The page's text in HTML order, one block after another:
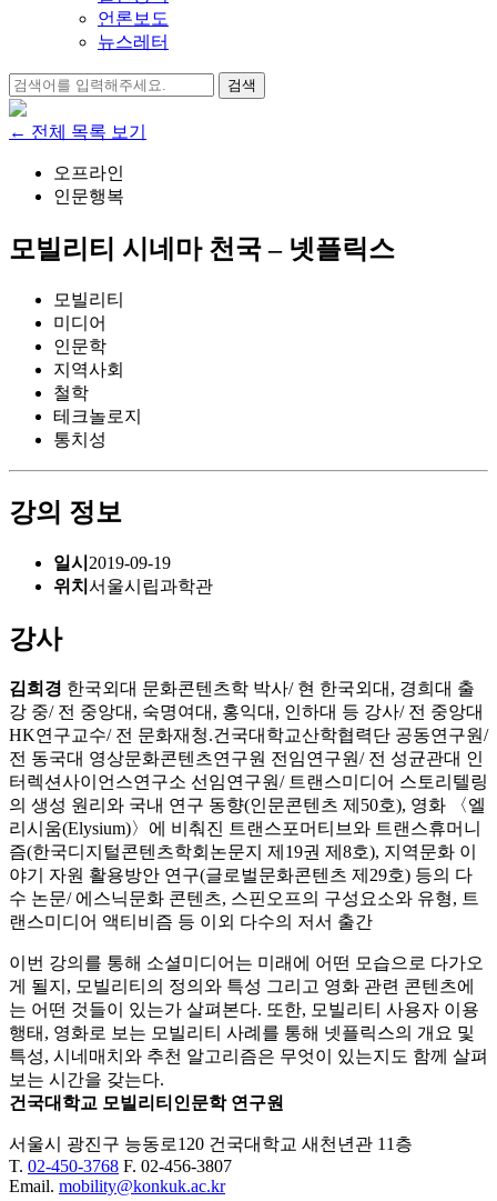
언론보도
뉴스레터
검
색:
← 전체 목록 보기
오프라인
인문행복
모빌리티 시네마 천국 – 넷플릭스
모빌리티
미디어
인문학
지역사회
철학
테크놀로지
통치성
강의 정보
일시 2019-09-19
위치 서울시립과학관
강사
김희경 한국외대 문화콘텐츠학 박사/ 현 한국외대, 경희대 출
강 중/ 전 중앙대, 숙명여대, 홍익대, 인하대 등 강사/ 전 중앙대
HK연구교수/ 전 문화재청.건국대학교산학협력단 공동연구원/
전 동국대 영상문화콘텐츠연구원 전임연구원/ 전 성균관대 인
터렉션사이언스연구소 선임연구원/ 트랜스미디어 스토리텔링
의 생성 원리와 국내 연구 동향(인문콘텐츠 제50호), 영화 〈엘
리시움(Elysium)〉에 비춰진 트랜스포머티브와 트랜스휴머니
즘(한국디지털콘텐츠학회논문지 제19권 제8호), 지역문화 이
야기 자원 활용방안 연구(글로벌문화콘텐츠 제29호) 등의 다
수 논문/ 에스닉문화 콘텐츠, 스핀오프의 구성요소와 유형, 트
랜스미디어 액티비즘 등 이외 다수의 저서 출간
이번 강의를 통해 소셜미디어는 미래에 어떤 모습으로 다가오
게 될지, 모빌리티의 정의와 특성 그리고 영화 관련 콘텐츠에
는 어떤 것들이 있는가 살펴본다. 또한, 모빌리티 사용자 이용
행태, 영화로 보는 모빌리티 사례를 통해 넷플릭스의 개요 및
특성, 시네매치와 추천 알고리즘은 무엇이 있는지도 함께 살펴
보는 시간을 갖는다.
건국대학교 모빌리티인문학 연구원
서울시 광진구 능동로120 건국대학교 새천년관 11층
T. 02-450-3768 F. 02-456-3807
Email. mobility@konkuk.ac.kr